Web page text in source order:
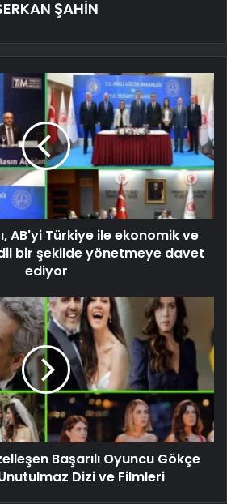
ŞAHİN
AB'yi Türkiye ile ekonomik ve
bir şekilde yönetmeye davet
ediyor
Başarılı Oyuncu Gökçe
Dizi ve Filmleri